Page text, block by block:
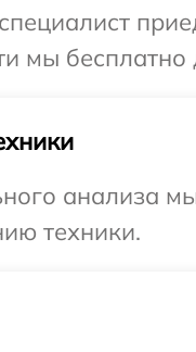
мы бесплатно
анализа
техники.